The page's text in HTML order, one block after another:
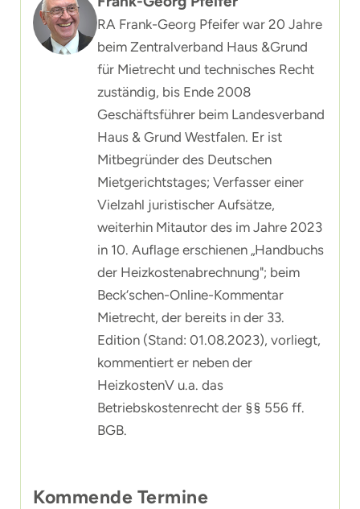
RA Frank-Georg Pfeifer war 20 Jahre
beim Zentralverband Haus &Grund
für Mietrecht und technisches Recht
zuständig, bis Ende 2008
Geschäftsführer beim Landesverband
Haus & Grund Westfalen. Er ist
Mitbegründer des Deutschen
Mietgerichtstages; Verfasser einer
Vielzahl juristischer Aufsätze,
weiterhin Mitautor des im Jahre 2023
in 10. Auflage erschienen „Handbuchs
der Heizkostenabrechnung"; beim
Beck‘schen-Online-Kommentar
Mietrecht, der bereits in der 33.
Edition (Stand: 01.08.2023), vorliegt,
kommentiert er neben der
HeizkostenV u.a. das
Betriebskostenrecht der §§ 556 ff.
BGB.
Kommende Termine